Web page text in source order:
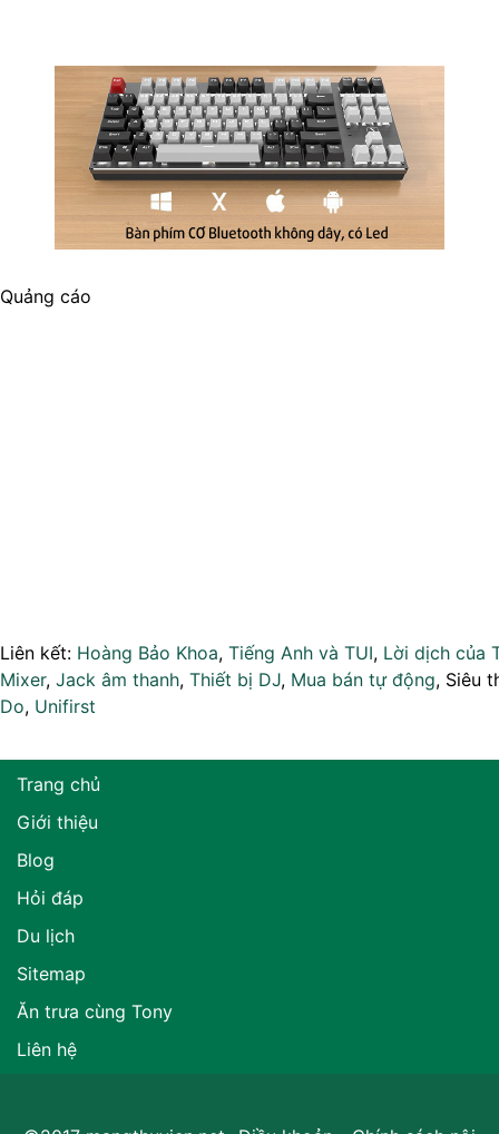
Quảng cáo
Liên kết: Hoàng Bảo Khoa, Tiếng Anh và TUI, Lời dịch của
Mixer, Jack âm thanh, Thiết bị DJ, Mua bán tự động, Siêu
Do, Unifirst
Trang chủ
Giới thiệu
Blog
Hỏi đáp
Du lịch
Sitemap
Ăn trưa cùng Tony
Liên hệ